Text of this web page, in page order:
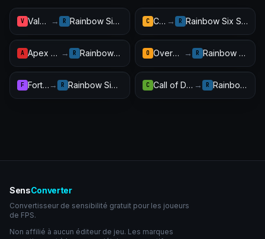
V Valorant → R Rainbow Six Siege C CS2 → R Rainbow Six Siege
A Apex Legends → R Rainbow Six Siege O Overwatch 2 → R Rainbow Six Siege
F Fortnite → R Rainbow Six Siege C Call of Duty: Warzone → R Rainbow Six Siege
SensConverter
Convertisseur de sensibilité gratuit pour les joueurs
de FPS.
Non affilié à aucun éditeur de jeu. Les marques